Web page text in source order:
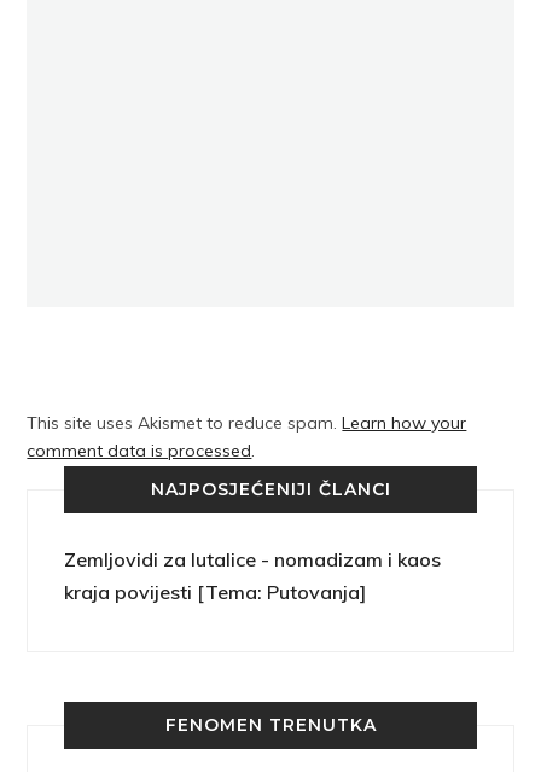
This site uses Akismet to reduce spam.Learn how your
comment data is processed.
NAJPOSJEĆENIJI ČLANCI
Zemljovidi za lutalice - nomadizam i kaos
kraja povijesti [Tema: Putovanja]
FENOMEN TRENUTKA